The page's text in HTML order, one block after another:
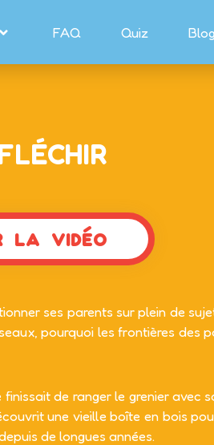
FAQ Quiz
LA VIDÉO
ses parents sur plein de
pourquoi les frontières des
de ranger le grenier avec
une vieille boîte en bois
de longues années.